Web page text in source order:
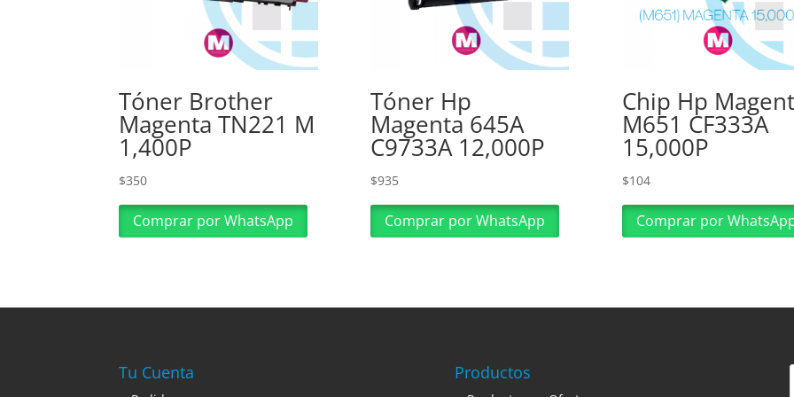
Tóner Brother
Magenta TN221 M
1,400P
$350
Comprar por WhatsApp
Tóner Hp
Magenta 645A
C9733A 12,000P
$935
Comprar por WhatsApp
Chip Hp
M651 CF333A
15,000P
$104
Comprar por
Tu Cuenta Productos